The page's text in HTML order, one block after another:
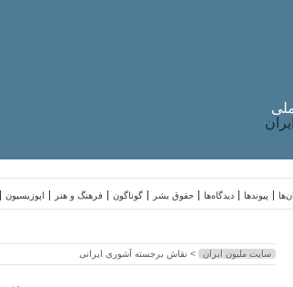
اپوزیسیون فرهنگ و هنر گوناگون حقوق بشر دیدگاه‌ها پیوندها
سایت ملیون ایران > نقاش برجسته آشوری ایرانی